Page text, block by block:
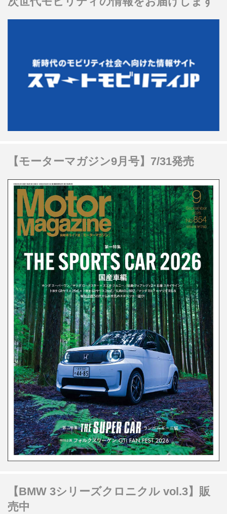
【モーターマガジン9月号】7/31発売
【BMW 3シリーズクロニクル vol.3】販
売中